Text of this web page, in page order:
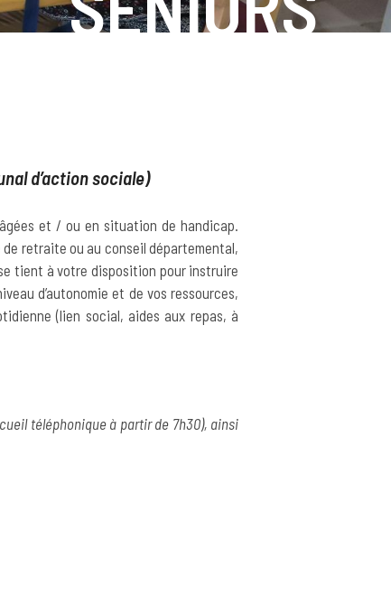
d’action sociale)
et / ou en situation de handicap.
retraite ou au conseil départemental,
tient à votre disposition pour instruire
d’autonomie et de vos ressources,
(lien social, aides aux repas, à
téléphonique à partir de 7h30), ainsi